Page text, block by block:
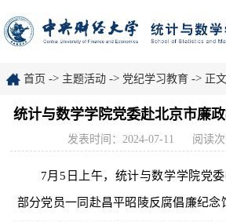
首页 -> 主题活动 -> 党纪学习教育 -> 正文
统计与数学学院党委赴北京市廉
发表时间：2024-07-11 阅读次
7月5日上午，统计与数学学院党
部分党员一同赴昌平昭陵反腐倡廉纪念